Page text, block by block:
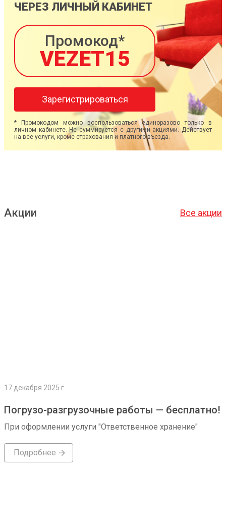
ЧЕРЕЗ ЛИЧНЫЙ КАБИНЕТ
Промокод*
VEZET15
Зарегистрироваться
* Промокодом можно воспользоваться единоразово только в
личном кабинете. Не суммируется с другими акциями. Действует
на все услуги, кроме страхования и платного въезда.
Акции Все акции
17 декабря 2025 г.
Погрузо-разгрузочные работы — бесплатно!
При оформлении услуги "Ответственное хранение"
Подробнее